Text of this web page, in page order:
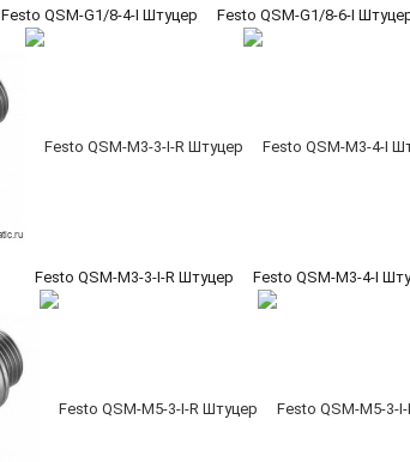
Festo QSM-G1/8-4-I Штуцер Festo QSM-G1/8-6-I
Festo QSM-M3-3-I-R Штуцер Festo QSM-M3-4-I